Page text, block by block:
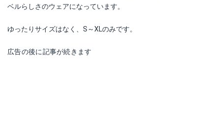
ベルらしさのウェアになっています。
ゆったりサイズはなく、S～XLのみです。
広告の後に記事が続きます